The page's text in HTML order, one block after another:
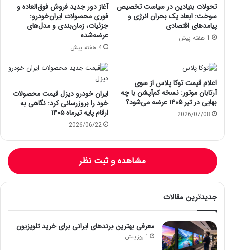
تحولات بنیادین در سیاست تخصیص
سوخت: ابعاد یک بحران انرژی و
پیامدهای اقتصادی
1 هفته پیش
آغاز دور جدید فروش فوق‌العاده و
فوری محصولات ایران‌خودرو:
جزئیات، زمان‌بندی و مدل‌های
عرضه‌شده
4 هفته پیش
اعلام قیمت توکا پلاس از سوی
آرتابان موتور: نسخه کم‌آپشن با چه
بهایی در تیر ۱۴۰۵ عرضه می‌شود؟
2026/07/08
ایران خودرو دیزل قیمت محصولات
خود را بروزرسانی کرد: نگاهی به
ارقام پایه تیرماه ۱۴۰۵
2026/06/22
مشاهده و ثبت نظر
جدیدترین مقالات
معرفی بهترین برندهای ایرانی برای خرید تلویزیون
1 روز پیش